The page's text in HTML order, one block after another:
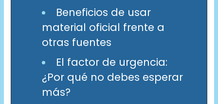
Beneficios de usar
material oficial frente a
otras fuentes
El factor de urgencia:
¿Por qué no debes esperar
más?